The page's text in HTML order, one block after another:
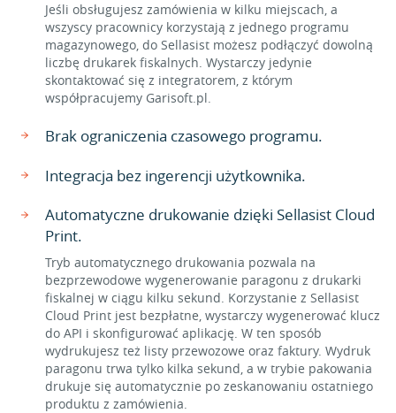
Jeśli obsługujesz zamówienia w kilku miejscach, a
wszyscy pracownicy korzystają z jednego programu
magazynowego, do Sellasist możesz podłączyć dowolną
liczbę drukarek fiskalnych. Wystarczy jedynie
skontaktować się z integratorem, z którym
współpracujemy Garisoft.pl.
Brak ograniczenia czasowego programu.
Integracja bez ingerencji użytkownika.
Automatyczne drukowanie dzięki Sellasist Cloud
Print.
Tryb automatycznego drukowania pozwala na
bezprzewodowe wygenerowanie paragonu z drukarki
fiskalnej w ciągu kilku sekund. Korzystanie z Sellasist
Cloud Print jest bezpłatne, wystarczy wygenerować klucz
do API i skonfigurować aplikację. W ten sposób
wydrukujesz też listy przewozowe oraz faktury. Wydruk
paragonu trwa tylko kilka sekund, a w trybie pakowania
drukuje się automatycznie po zeskanowaniu ostatniego
produktu z zamówienia.